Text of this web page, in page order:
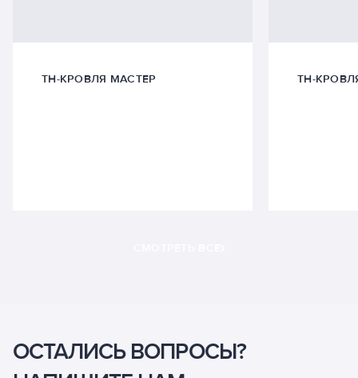
ТН-КРОВЛЯ МАСТЕР ТН-
ОСТАЛИСЬ ВОПРОСЫ?